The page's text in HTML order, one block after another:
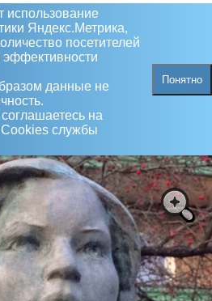
использование
Яндекс.Метрика,
посетителей
эффективности
данные не
на
службы
Понятно
Владимировна